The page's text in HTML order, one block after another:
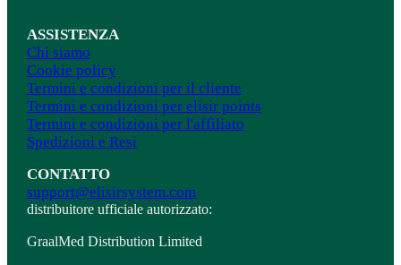
ASSISTENZA
Chi siamo
Cookie policy
Termini e condizioni per il cliente
Termini e condizioni per elisir points
Termini e condizioni per l'affiliato
Spedizioni e Resi
CONTATTO
support@elisirsystem.com
distribuitore ufficiale autorizzato:
GraalMed Distribution Limited